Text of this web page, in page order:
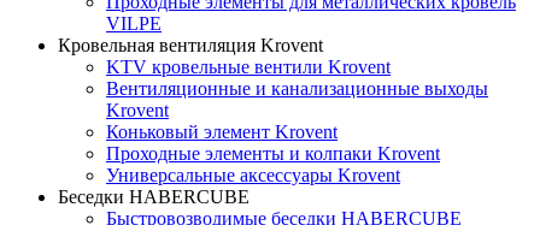
VILPE
Кровельная вентиляция Krovent
KTV кровельные вентили Krovent
Вентиляционные и канализационные выходы
Krovent
Коньковый элемент Krovent
Проходные элементы и колпаки Krovent
Универсальные аксессуары Krovent
Беседки HABERCUBE
Быстровозводимые беседки HABERCUBE